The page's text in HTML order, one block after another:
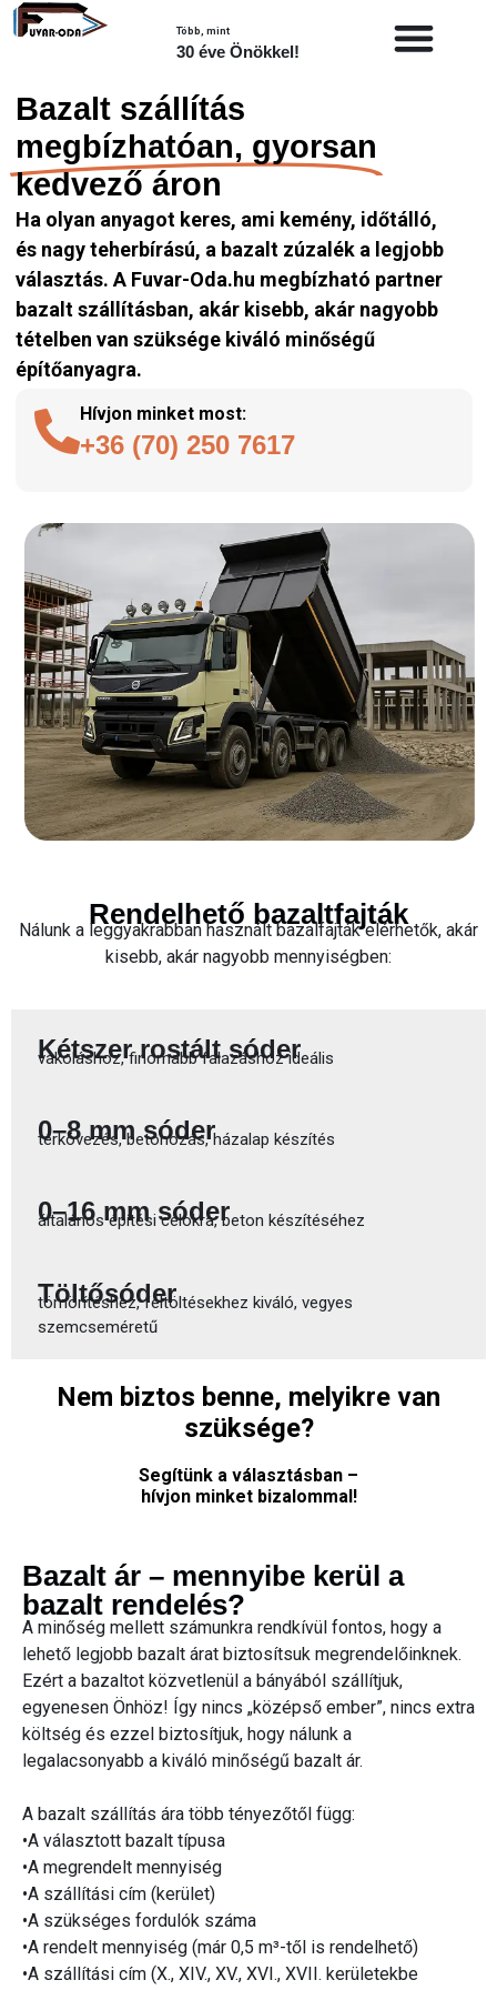
Több, mint
30 éve Önökkel!
Bazalt szállítás
megbízhatóan, gyorsan
kedvező áron
Ha olyan anyagot keres, ami kemény, időtálló,
és nagy teherbírású, a bazalt zúzalék a legjobb
választás. A Fuvar-Oda.hu megbízható partner
bazalt szállításban, akár kisebb, akár nagyobb
tételben van szüksége kiváló minőségű
építőanyagra.
Hívjon minket most:
+36 (70) 250 7617
Rendelhető bazaltfajták
Nálunk a leggyakrabban használt bazalfajták elérhetők, akár
kisebb, akár nagyobb mennyiségben:
Kétszer rostált sóder
vakoláshoz, finomabb falazáshoz ideális
0–8 mm sóder
térkövezés, betonozás, házalap készítés
0–16 mm sóder
általános építési célokra, beton készítéséhez
Töltősóder
tömörítéshez, feltöltésekhez kiváló, vegyes
szemcseméretű
Nem biztos benne, melyikre van
szüksége?
Segítünk a választásban –
hívjon minket bizalommal!
Bazalt ár – mennyibe kerül a
bazalt rendelés?
A minőség mellett számunkra rendkívül fontos, hogy a
lehető legjobb bazalt árat biztosítsuk megrendelőinknek.
Ezért a bazaltot közvetlenül a bányából szállítjuk,
egyenesen Önhöz! Így nincs „középső ember”, nincs extra
költség és ezzel biztosítjuk, hogy nálunk a
legalacsonyabb a kiváló minőségű bazalt ár.
A bazalt szállítás ára több tényezőtől függ:
•A választott bazalt típusa
•A megrendelt mennyiség
•A szállítási cím (kerület)
•A szükséges fordulók száma
•A rendelt mennyiség (már 0,5 m³-től is rendelhető)
•A szállítási cím (X., XIV., XV., XVI., XVII. kerületekbe